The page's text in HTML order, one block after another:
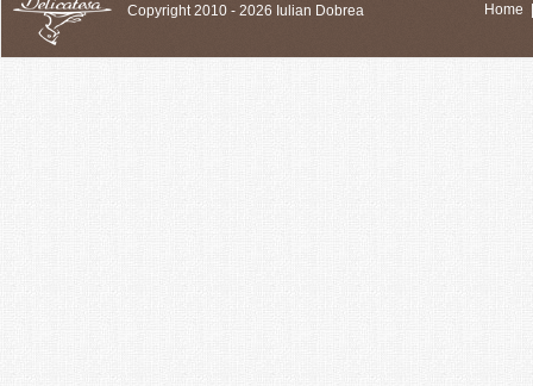
Copyright 2010 - 2026 Iulian Dobrea Home